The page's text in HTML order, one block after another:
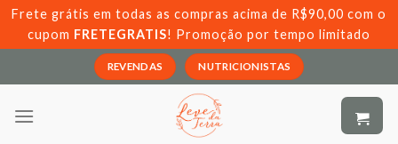
Skip
content
Frete grátis em todas as compras acima de R$90,00 com o
cupom FRETEGRATIS! Promoção por tempo limitado
REVENDAS NUTRICIONISTAS